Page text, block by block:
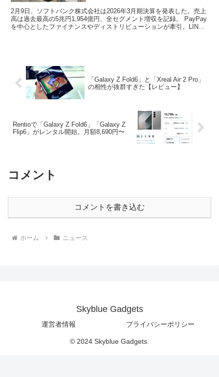
2月9日、ソフトバンク株式会社は2026年3月期決算を発表した。売上
高は過去最高の5兆円1,954億円、全セグメント増収を記録。 PayPay
を中心としたファイナンスやディストリビューションが牽引。LINE
「Galaxy Z Fold6」と「Xreal Air 2 Pro」
の相性が抜群すぎた【レビュー】
Rentioで「Galaxy Z Fold6」「Galaxy Z
Flip6」がレンタル開始。月額8,690円〜
コメント
コメントを書き込む
ホーム ニュース
Skyblue Gadgets
運営者情報 プライバシーポリシー
© 2024 Skyblue Gadgets.